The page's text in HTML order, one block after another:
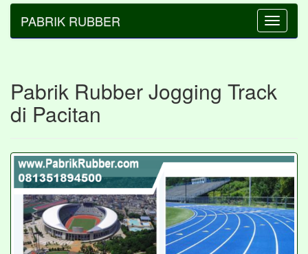
Toggle
PABRIK RUBBER
Pabrik Rubber Jogging Track
di Pacitan